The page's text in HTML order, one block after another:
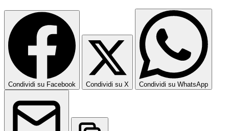
Condividi su Facebook Condividi su X Condividi su WhatsApp